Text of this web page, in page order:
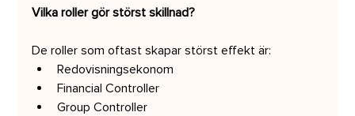
Vilka roller gör störst skillnad?
De roller som oftast skapar störst effekt är:
Redovisningsekonom
Financial Controller
Group Controller